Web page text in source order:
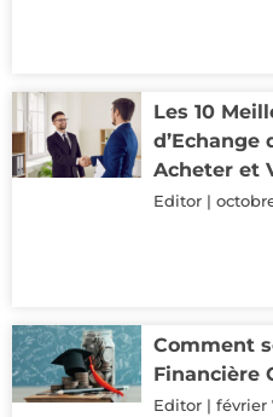
Les 10
d’Echange
Acheter et
Editor
Comment
Financière
Editor février